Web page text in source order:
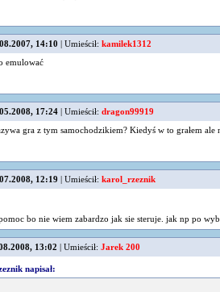
14:10 | Umieścił: kamilek1312
emulować
17:24 | Umieścił: dragon99919
gra z tym samochodzikiem? Kiedyś w to grałem ale
12:19 | Umieścił: karol_rzeznik
bo nie wiem zabardzo jak sie steruje. jak np po
13:02 | Umieścił: Jarek 200
napisał: